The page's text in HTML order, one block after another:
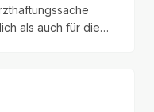
als auch für die